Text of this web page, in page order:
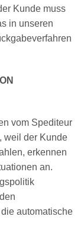
Kunde muss
in unseren
vom Spediteur
weil der Kunde
erkennen
an.
automatische